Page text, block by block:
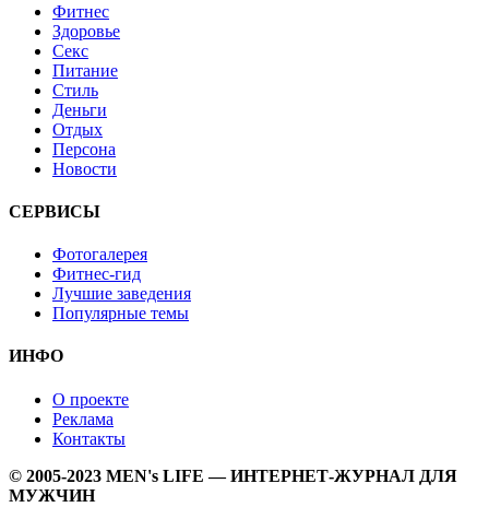
Фитнес
Здоровье
Секс
Питание
Стиль
Деньги
Отдых
Персона
Новости
СЕРВИСЫ
Фотогалерея
Фитнес-гид
Лучшие заведения
Популярные темы
ИНФО
О проекте
Реклама
Контакты
© 2005-2023 MEN's LIFE — ИНТЕРНЕТ-ЖУРНАЛ ДЛЯ
МУЖЧИН